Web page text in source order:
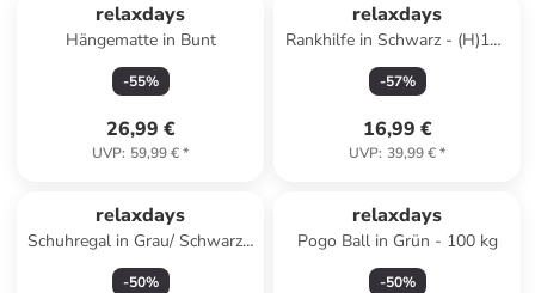
relaxdays
Hängematte in Bunt
-55%
26,99 €
UVP: 59,99 €*
relaxdays
Rankhilfe in Schwarz - (H)190
cm
-57%
16,99 €
UVP: 39,99 €*
relaxdays
Schuhregal in Grau/ Schwarz -
(B)38 x (H)121 x (T)30 cm
-50%
relaxdays
Pogo Ball in Grün - 100 kg
-50%